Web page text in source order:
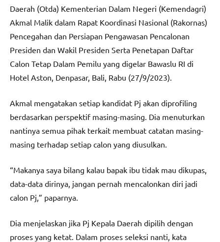
Daerah (Otda) Kementerian Dalam Negeri (Kemendagri)
Akmal Malik dalam Rapat Koordinasi Nasional (Rakornas)
Pencegahan dan Persiapan Pengawasan Pencalonan
Presiden dan Wakil Presiden Serta Penetapan Daftar
Calon Tetap Dalam Pemilu yang digelar Bawaslu RI di
Hotel Aston, Denpasar, Bali, Rabu (27/9/2023).
Akmal mengatakan setiap kandidat Pj akan diprofiling
berdasarkan perspektif masing-masing. Dia menuturkan
nantinya semua pihak terkait membuat catatan masing-
masing terhadap setiap calon yang diusulkan.
“Makanya saya bilang kalau bapak ibu tidak mau dikupas,
data-data dirinya, jangan pernah mencalonkan diri jadi
calon Pj,” paparnya.
Dia menjelaskan jika Pj Kepala Daerah dipilih dengan
proses yang ketat. Dalam proses seleksi nanti, kata